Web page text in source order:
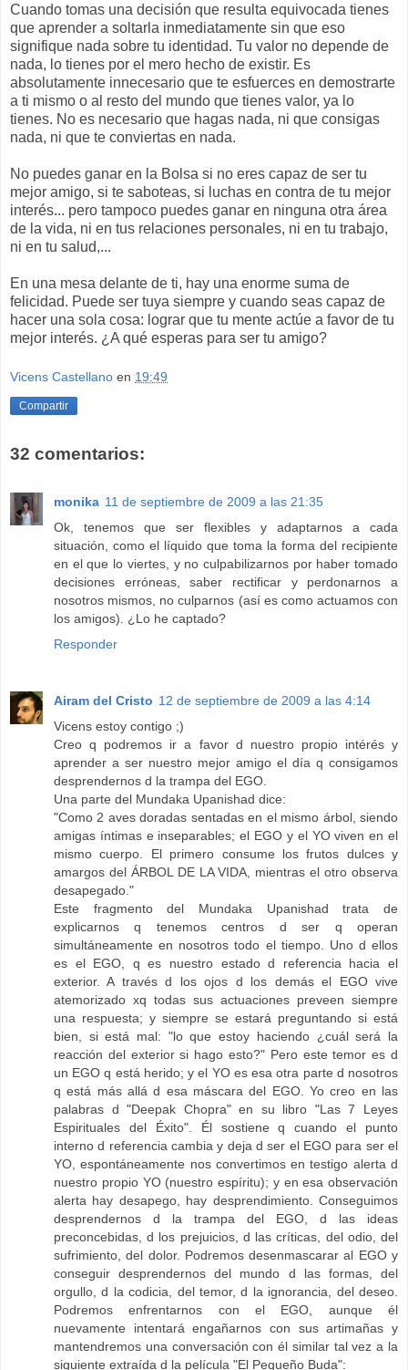
Cuando tomas una decisión que resulta equivocada tienes
que aprender a soltarla inmediatamente sin que eso
signifique nada sobre tu identidad. Tu valor no depende de
nada, lo tienes por el mero hecho de existir. Es
absolutamente innecesario que te esfuerces en demostrarte
a ti mismo o al resto del mundo que tienes valor, ya lo
tienes. No es necesario que hagas nada, ni que consigas
nada, ni que te conviertas en nada.
No puedes ganar en la Bolsa si no eres capaz de ser tu
mejor amigo, si te saboteas, si luchas en contra de tu mejor
interés... pero tampoco puedes ganar en ninguna otra área
de la vida, ni en tus relaciones personales, ni en tu trabajo,
ni en tu salud,...
En una mesa delante de ti, hay una enorme suma de
felicidad. Puede ser tuya siempre y cuando seas capaz de
hacer una sola cosa: lograr que tu mente actúe a favor de tu
mejor interés. ¿A qué esperas para ser tu amigo?
Vicens Castellano en 19:49
Compartir
32 comentarios:
monika 11 de septiembre de 2009 a las 21:35
Ok, tenemos que ser flexibles y adaptarnos a cada
situación, como el líquido que toma la forma del recipiente
en el que lo viertes, y no culpabilizarnos por haber tomado
decisiones erróneas, saber rectificar y perdonarnos a
nosotros mismos, no culparnos (así es como actuamos con
los amigos). ¿Lo he captado?
Responder
Airam del Cristo 12 de septiembre de 2009 a las 4:14
Vicens estoy contigo ;)
Creo q podremos ir a favor d nuestro propio intérés y
aprender a ser nuestro mejor amigo el día q consigamos
desprendernos d la trampa del EGO.
Una parte del Mundaka Upanishad dice:
"Como 2 aves doradas sentadas en el mismo árbol, siendo
amigas íntimas e inseparables; el EGO y el YO viven en el
mismo cuerpo. El primero consume los frutos dulces y
amargos del ÁRBOL DE LA VIDA, mientras el otro observa
desapegado."
Este fragmento del Mundaka Upanishad trata de
explicarnos q tenemos centros d ser q operan
simultáneamente en nosotros todo el tiempo. Uno d ellos
es el EGO, q es nuestro estado d referencia hacia el
exterior. A través d los ojos d los demás el EGO vive
atemorizado xq todas sus actuaciones preveen siempre
una respuesta; y siempre se estará preguntando si está
bien, si está mal: "lo que estoy haciendo ¿cuál será la
reacción del exterior si hago esto?" Pero este temor es d
un EGO q está herido; y el YO es esa otra parte d nosotros
q está más allá d esa máscara del EGO. Yo creo en las
palabras d "Deepak Chopra" en su libro "Las 7 Leyes
Espirituales del Éxito". Él sostiene q cuando el punto
interno d referencia cambia y deja d ser el EGO para ser el
YO, espontáneamente nos convertimos en testigo alerta d
nuestro propio YO (nuestro espíritu); y en esa observación
alerta hay desapego, hay desprendimiento. Conseguimos
desprendernos d la trampa del EGO, d las ideas
preconcebidas, d los prejuicios, d las críticas, del odio, del
sufrimiento, del dolor. Podremos desenmascarar al EGO y
conseguir desprendernos del mundo d las formas, del
orgullo, d la codicia, del temor, d la ignorancia, del deseo.
Podremos enfrentarnos con el EGO, aunque él
nuevamente intentará engañarnos con sus artimañas y
mantendremos una conversación con él similar tal vez a la
siguiente extraída d la película "El Pequeño Buda":